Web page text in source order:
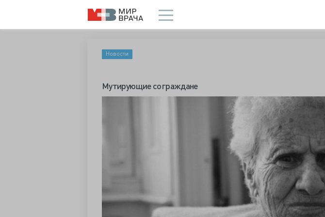
Новости
Мутирующие сограждане